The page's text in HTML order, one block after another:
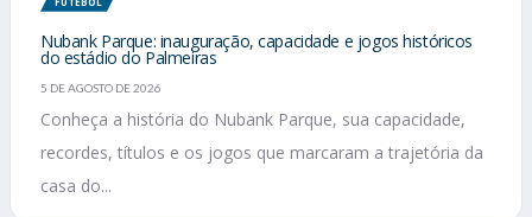
Nubank Parque: inauguração, capacidade e jogos históricos
do estádio do Palmeiras
5 DE AGOSTO DE 2026
Conheça a história do Nubank Parque, sua capacidade,
recordes, títulos e os jogos que marcaram a trajetória da
casa do...